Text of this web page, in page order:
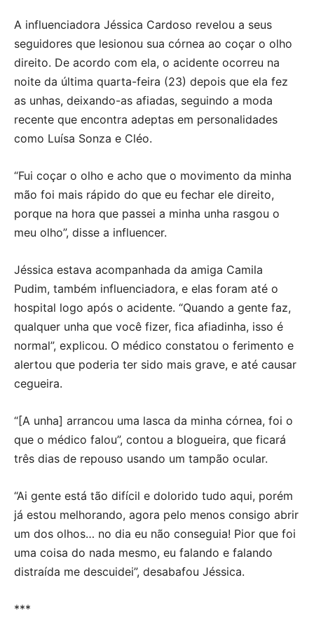
A influenciadora Jéssica Cardoso revelou a seus
seguidores que lesionou sua córnea ao coçar o olho
direito. De acordo com ela, o acidente ocorreu na
noite da última quarta-feira (23) depois que ela fez
as unhas, deixando-as afiadas, seguindo a moda
recente que encontra adeptas em personalidades
como Luísa Sonza e Cléo.
“Fui coçar o olho e acho que o movimento da minha
mão foi mais rápido do que eu fechar ele direito,
porque na hora que passei a minha unha rasgou o
meu olho”, disse a influencer.
Jéssica estava acompanhada da amiga Camila
Pudim, também influenciadora, e elas foram até o
hospital logo após o acidente. “Quando a gente faz,
qualquer unha que você fizer, fica afiadinha, isso é
normal”, explicou. O médico constatou o ferimento e
alertou que poderia ter sido mais grave, e até causar
cegueira.
“[A unha] arrancou uma lasca da minha córnea, foi o
que o médico falou”, contou a blogueira, que ficará
três dias de repouso usando um tampão ocular.
“Ai gente está tão difícil e dolorido tudo aqui, porém
já estou melhorando, agora pelo menos consigo abrir
um dos olhos… no dia eu não conseguia! Pior que foi
uma coisa do nada mesmo, eu falando e falando
distraída me descuidei”, desabafou Jéssica.
***